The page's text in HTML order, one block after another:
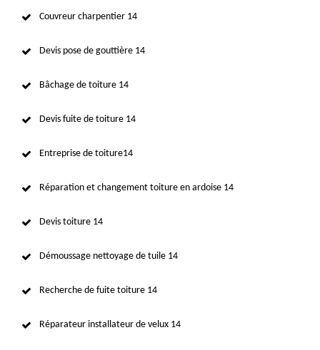
Couvreur charpentier 14
Devis pose de gouttière 14
Bâchage de toiture 14
Devis fuite de toiture 14
Entreprise de toiture14
Réparation et changement toiture en ardoise 14
Devis toiture 14
Démoussage nettoyage de tuile 14
Recherche de fuite toiture 14
Réparateur installateur de velux 14